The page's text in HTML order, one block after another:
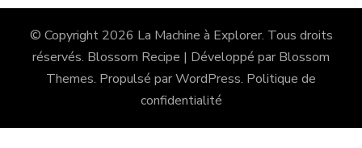
© Copyright 2026 La Machine à Explorer. Tous droits
réservés. Blossom Recipe | Développé par Blossom
Themes. Propulsé parWordPress. Politique de
confidentialité